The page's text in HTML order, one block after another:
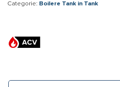
Categorie: Boilere Tank in Tank